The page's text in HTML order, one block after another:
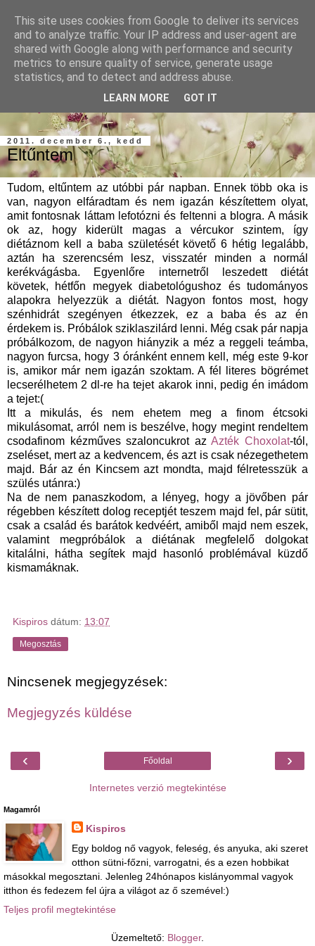
szárnypróbálgatások a konyhában, gondolatok, emlékek,
2011. december 6., kedd
Eltűntem
Tudom, eltűntem az utóbbi pár napban. Ennek több oka is
van, nagyon elfáradtam és nem igazán készítettem olyat,
amit fontosnak láttam lefotózni és feltenni a blogra. A másik
ok az, hogy kiderült magas a vércukor szintem, így
diétáznom kell a baba születését követő 6 hétig legalább,
aztán ha szerencsém lesz, visszatér minden a normál
kerékvágásba. Egyenlőre internetről leszedett diétát
követek, hétfőn megyek diabetológushoz és tudományos
alapokra helyezzük a diétát. Nagyon fontos most, hogy
szénhidrát szegényen étkezzek, ez a baba és az én
érdekem is. Próbálok sziklaszilárd lenni. Még csak pár napja
próbálkozom, de nagyon hiányzik a méz a reggeli teámba,
nagyon furcsa, hogy 3 óránként ennem kell, még este 9-kor
is, amikor már nem igazán szoktam. A fél literes bögrémet
lecserélhetem 2 dl-re ha tejet akarok inni, pedig én imádom
a tejet:(
Itt a mikulás, és nem ehetem meg a finom étcsoki
mikulásomat, arról nem is beszélve, hogy megint rendeltem
csodafinom kézműves szaloncukrot azAzték Choxolat-tól,
zseléset, mert az a kedvencem, és azt is csak nézegethetem
majd. Bár az én Kincsem azt mondta, majd félretesszük a
szülés utánra:)
Na de nem panaszkodom, a lényeg, hogy a jövőben pár
régebben készített dolog receptjét teszem majd fel, pár sütit,
csak a család és barátok kedvéért, amiből majd nem eszek,
valamint megpróbálok a diétának megfelelő dolgokat
kitalálni, hátha segítek majd hasonló problémával küzdő
kismamáknak.
Kispiros dátum: 13:07
Megosztás
Nincsenek megjegyzések:
Megjegyzés küldése
‹ ›
Főoldal
Internetes verzió megtekintése
Magamról
Kispiros
Egy boldog nő vagyok, feleség, és anyuka, aki szeret
otthon sütni-főzni, varrogatni, és a ezen hobbikat
másokkal megosztani. Jelenleg 24hónapos kislányommal vagyok
itthon és fedezem fel újra a világot az ő szemével:)
Teljes profil megtekintése
Üzemeltető: Blogger.
This site uses cookies from Google to deliver its services
and to analyze traffic. Your IP address and user-agent are
shared with Google along with performance and security
metrics to ensure quality of service, generate usage
statistics, and to detect and address abuse.
LEARN MORE GOT IT